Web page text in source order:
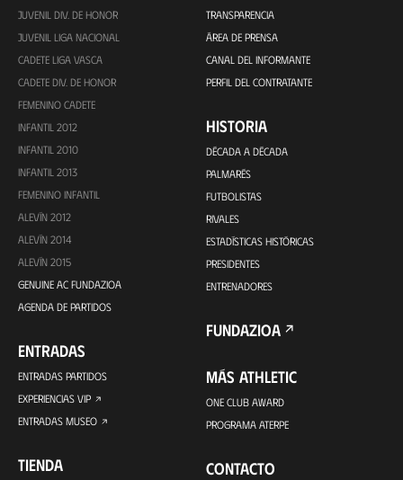
JUVENIL DIV. DE HONOR
JUVENIL LIGA NACIONAL
CADETE LIGA VASCA
CADETE DIV. DE HONOR
FEMENINO CADETE
INFANTIL 2012
INFANTIL 2010
INFANTIL 2013
FEMENINO INFANTIL
ALEVÍN 2012
ALEVÍN 2014
ALEVÍN 2015
GENUINE AC FUNDAZIOA
AGENDA DE PARTIDOS
ENTRADAS
ENTRADAS PARTIDOS
EXPERIENCIAS VIP
ENTRADAS MUSEO
TIENDA
TRANSPARENCIA
ÁREA DE PRENSA
CANAL DEL INFORMANTE
PERFIL DEL CONTRATANTE
HISTORIA
DÉCADA A DÉCADA
PALMARÉS
FUTBOLISTAS
RIVALES
ESTADÍSTICAS HISTÓRICAS
PRESIDENTES
ENTRENADORES
FUNDAZIOA
MÁS ATHLETIC
ONE CLUB AWARD
PROGRAMA ATERPE
CONTACTO